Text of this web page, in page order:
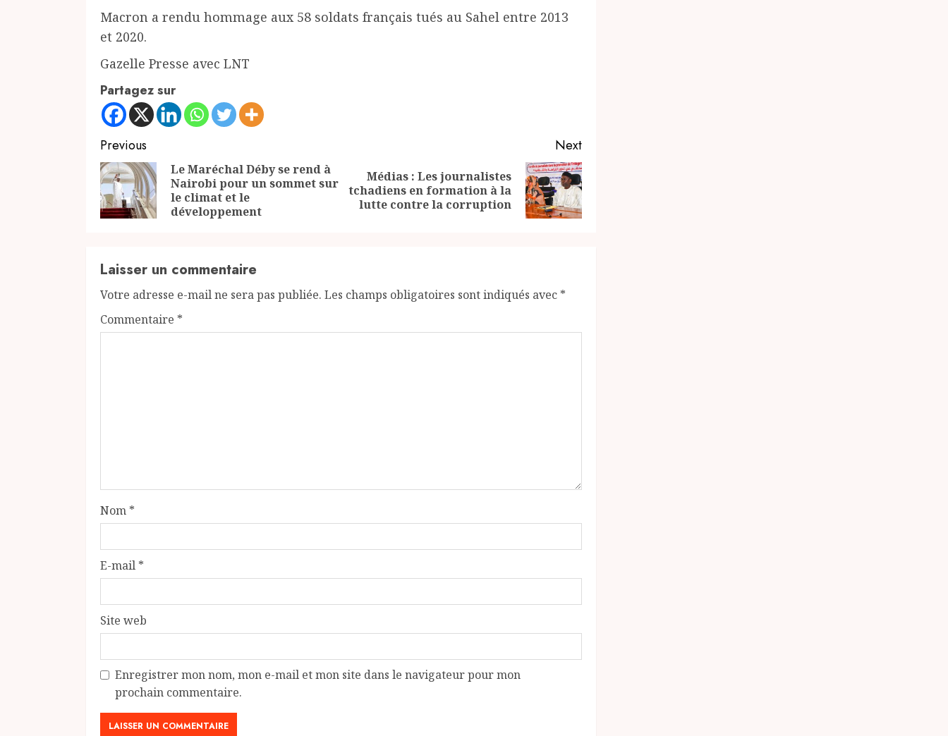
Macron a rendu hommage aux 58 soldats français tués au Sahel entre 2013
et 2020.
Gazelle Presse avec LNT
Partagez sur
Continue
Reading
Previous
Previous
post:
Le Maréchal Déby se rend à
Nairobi pour un sommet sur
le climat et le
développement
Next
Next
post:
Médias : Les journalistes
tchadiens en formation à la
lutte contre la corruption
Laisser un commentaire
Votre adresse e-mail ne sera pas publiée. Les champs obligatoires sont indiqués avec *
Commentaire *
Nom *
E-mail *
Site web
Enregistrer mon nom, mon e-mail et mon site dans le navigateur pour mon
prochain commentaire.